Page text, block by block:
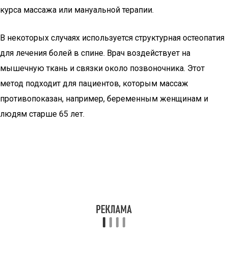
курса массажа или мануальной терапии.
В некоторых случаях используется структурная остеопатия
для лечения болей в спине. Врач воздействует на
мышечную ткань и связки около позвоночника. Этот
метод подходит для пациентов, которым массаж
противопоказан, например, беременным женщинам и
людям старше 65 лет.